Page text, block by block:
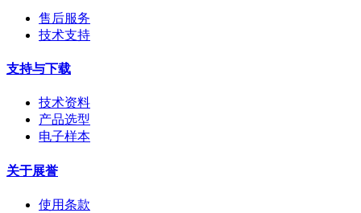
售后服务
技术支持
支持与下载
技术资料
产品选型
电子样本
关于展誉
使用条款